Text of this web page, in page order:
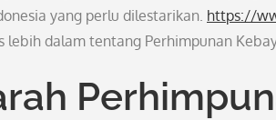
yang perlu dilestarikan. https://
lebih dalam tentang Perhimpunan